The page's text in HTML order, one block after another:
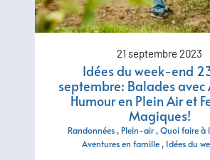
21 septembre 2023
Idées du week-end
septembre: Balades avec
Humour en Plein Air et
Magiques!
Randonnées Plein-air Quoi faire à
Aventures en famille
Idées du